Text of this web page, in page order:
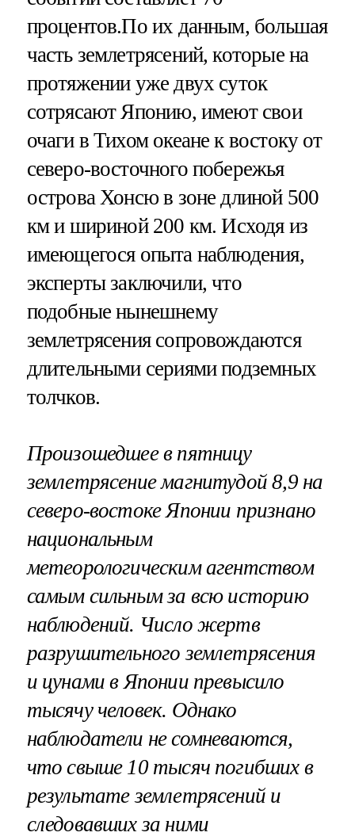
процентов.По их данным, большая
часть землетрясений, которые на
протяжении уже двух суток
сотрясают Японию, имеют свои
очаги в Тихом океане к востоку от
северо-восточного побережья
острова Хонсю в зоне длиной 500
км и шириной 200 км. Исходя из
имеющегося опыта наблюдения,
эксперты заключили, что
подобные нынешнему
землетрясения сопровождаются
длительными сериями подземных
толчков.
Произошедшее в пятницу
землетрясение магнитудой 8,9 на
северо-востоке Японии признано
национальным
метеорологическим агентством
самым сильным за всю историю
наблюдений. Число жертв
разрушительного землетрясения
и цунами в Японии превысило
тысячу человек. Однако
наблюдатели не сомневаются,
что свыше 10 тысяч погибших в
результате землетрясений и
следовавших за ними